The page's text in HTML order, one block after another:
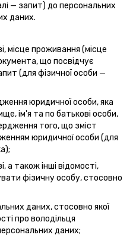
— запит) до персональних
даних.
місце проживання (місце
що посвідчує
(для фізичної особи —
юридичної особи, яка
ім'я та по батькові особи,
того, що зміст
юридичної особи (для
а також інші відомості,
фізичну особу, стосовно
даних, стосовно якої
про володільця
даних;